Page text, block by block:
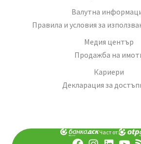
Валутна
Правила и условия за
Медия център
Продажба на
Кариери
Декларация за
Част от: